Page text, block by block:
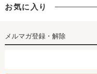
お気に入り
メルマガ登録・解除